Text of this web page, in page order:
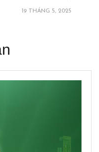
19 THÁNG 5, 2025